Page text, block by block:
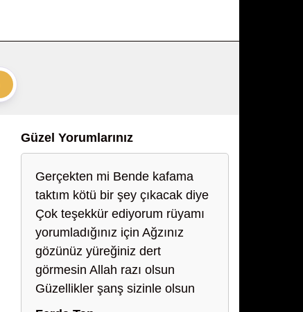
Güzel Yorumlarınız
Gerçekten mi Bende kafama
taktım kötü bir şey çıkacak diye
Çok teşekkür ediyorum rüyamı
yorumladığınız için Ağzınız
gözünüz yüreğiniz dert
görmesin Allah razı olsun
Güzellikler şanş sizinle olsun